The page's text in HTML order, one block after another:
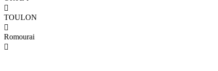

TOULON

Romourai
